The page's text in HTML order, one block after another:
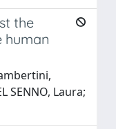
the
human
SENNO, Laura;